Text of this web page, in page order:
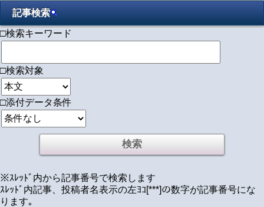
記事検索
□検索キーワード
□検索対象
□添付データ条件
※ｽﾚｯﾄﾞ内から記事番号で検索します
ｽﾚｯﾄﾞ内記事、投稿者名表示の左ﾖｺ[***]の数字が記事番号にな
ります｡